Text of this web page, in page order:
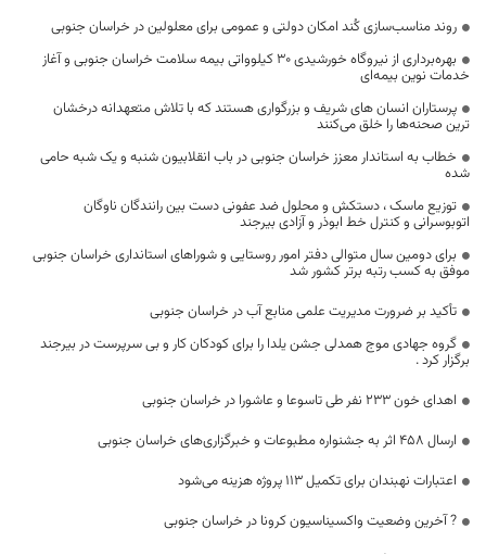
روند مناسب‌سازی کُند امکان دولتی و عمومی برای معلولین در خراسان جنوبی
بهره‌برداری از نیروگاه خورشیدی ۳۰ کیلوواتی بیمه سلامت خراسان جنوبی و آغاز
خدمات نوین بیمه‌ای
پرستاران انسان های شریف و بزرگواری هستند که با تلاش متعهدانه درخشان
ترین صحنه‌ها را خلق می‌کنند
خطاب به استاندار معزز خراسان جنوبی در باب انقلابیون شنبه و یک شبه حامی
شده
توزیع ماسک ، دستکش و محلول ضد عفونی دست بین رانندگان ناوگان
اتوبوسرانی و کنترل خط ابوذر و آزادی بیرجند
برای دومین سال متوالی دفتر امور روستایی و شوراهای استانداری خراسان جنوبی
موفق به کسب رتبه برتر کشور شد
تأکید بر ضرورت مدیریت علمی منابع آب در خراسان جنوبی
گروه جهادی موج همدلی جشن یلدا را برای کودکان کار و بی سرپرست در بیرجند
برگزار کرد .
اهدای خون ۲۳۳ نفر طی تاسوعا و عاشورا در خراسان جنوبی
ارسال 458 اثر به جشنواره مطبوعات و خبرگزاری‌های خراسان جنوبی
اعتبارات نهبندان برای تکمیل ۱۱۳ پروژه هزینه می‌شود
? آخرین وضعیت واکسیناسیون کرونا در خراسان جنوبی